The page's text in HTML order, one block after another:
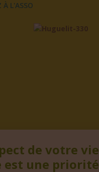
À L'ASSO
de votre vie
est une priorité